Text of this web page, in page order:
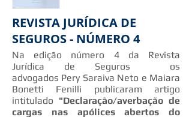
REVISTA JURÍDICA DE
SEGUROS - NÚMERO 4
Na edição número 4 da Revista
Jurídica de Seguros os
advogados Pery Saraiva Neto e Maiara
Bonetti Fenilli publicaram artigo
intitulado "Declaração/averbação de
cargas nas apólices abertos do